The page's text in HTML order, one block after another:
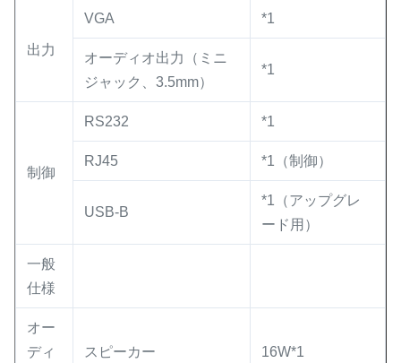
出力
VGA *1
オーディオ出力（ミニ
ジャック、3.5mm）
*1
制御
RS232 *1
RJ45 *1（制御）
USB-B
*1（アップグレ
ード用）
一般
仕様
オー
ディ
スピーカー 16W*1